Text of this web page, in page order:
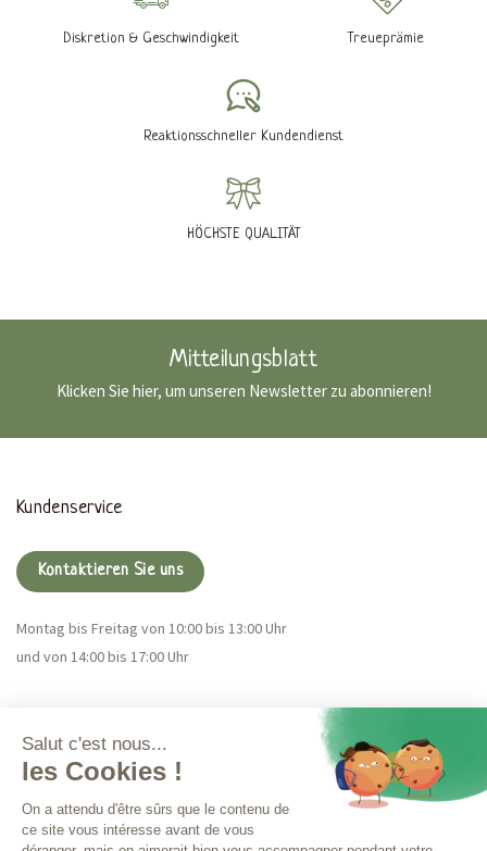
Diskretion & Geschwindigkeit Treueprämie
Reaktionsschneller Kundendienst
HÖCHSTE QUALITÄT
Mitteilungsblatt
Klicken Sie hier, um unseren Newsletter zu abonnieren!
Kundenservice
Kontaktieren Sie uns
Montag bis Freitag von 10:00 bis 13:00 Uhr
und von 14:00 bis 17:00 Uhr
Mehr Infos
Bestellungen